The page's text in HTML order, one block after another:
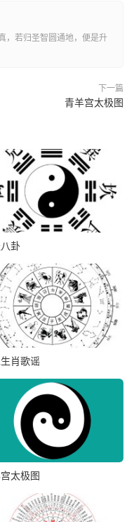
，若归圣智圆通地，便是升
下一篇
青羊宫太极图
卦
肖歌谣
太极图